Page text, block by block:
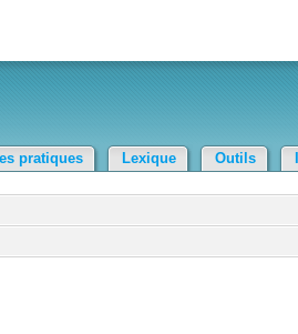
pratiques Lexique Outils